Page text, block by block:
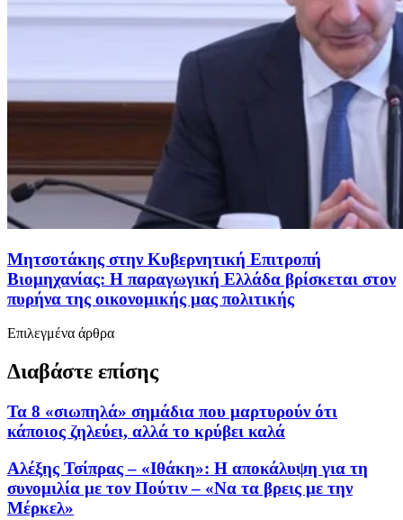
Μητσοτάκης στην Κυβερνητική Επιτροπή
Βιομηχανίας: Η παραγωγική Ελλάδα βρίσκεται στον
πυρήνα της οικονομικής μας πολιτικής
Επιλεγμένα άρθρα
Διαβάστε επίσης
Τα 8 «σιωπηλά» σημάδια που μαρτυρούν ότι
κάποιος ζηλεύει, αλλά το κρύβει καλά
Αλέξης Τσίπρας – «Ιθάκη»: Η αποκάλυψη για τη
συνομιλία με τον Πούτιν – «Να τα βρεις με την
Μέρκελ»